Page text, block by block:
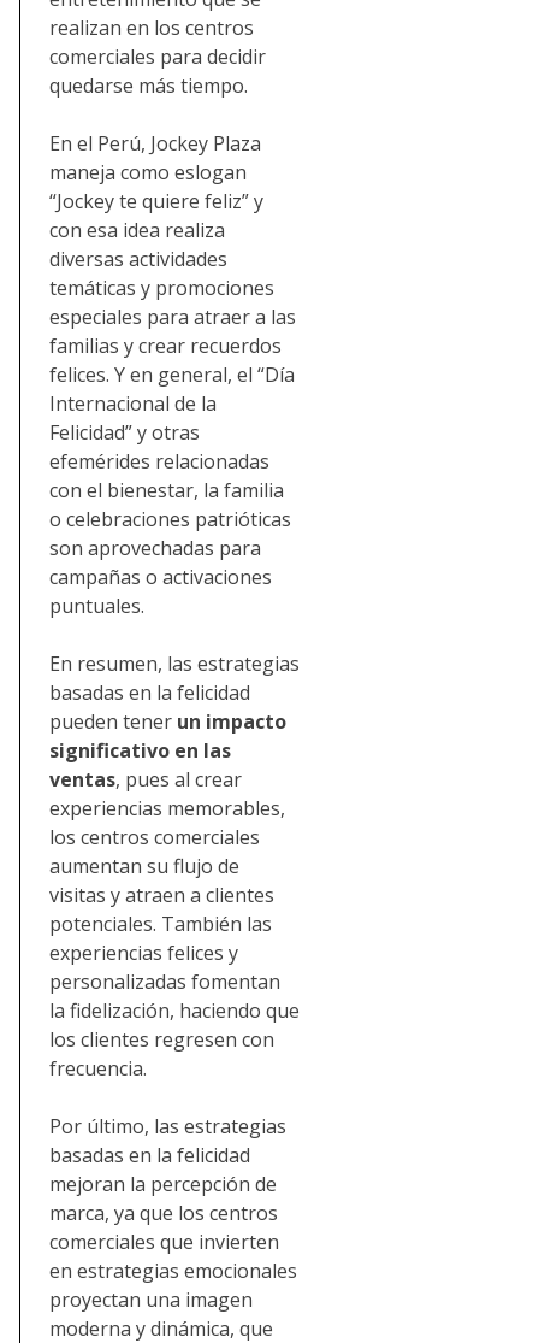
realizan en los centros
comerciales para decidir
quedarse más tiempo.
En el Perú, Jockey Plaza
maneja como eslogan
“Jockey te quiere feliz” y
con esa idea realiza
diversas actividades
temáticas y promociones
especiales para atraer a las
familias y crear recuerdos
felices. Y en general, el “Día
Internacional de la
Felicidad” y otras
efemérides relacionadas
con el bienestar, la familia
o celebraciones patrióticas
son aprovechadas para
campañas o activaciones
puntuales.
En resumen, las estrategias
basadas en la felicidad
pueden tener un impacto
significativo en las
ventas, pues al crear
experiencias memorables,
los centros comerciales
aumentan su flujo de
visitas y atraen a clientes
potenciales. También las
experiencias felices y
personalizadas fomentan
la fidelización, haciendo que
los clientes regresen con
frecuencia.
Por último, las estrategias
basadas en la felicidad
mejoran la percepción de
marca, ya que los centros
comerciales que invierten
en estrategias emocionales
proyectan una imagen
moderna y dinámica, que